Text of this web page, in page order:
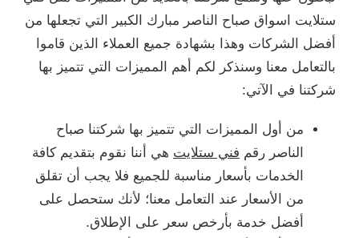
ستلايت اسواق صباح الناصر مبارك الكبير التي تجعلها من
أفضل الشركات وهذا بشهادة جميع العملاء الذين قاموا
بالتعامل معنا وسنذكر لكم أهم المميزات التي تتميز بها
شركتنا في الآتي:
من أول المميزات التي تتميز بها شركتنا صباح
الناصر رقم فني ستلايت هي أننا نقوم بتقديم كافة
الخدمات بأسعار مناسبة للجميع فلا يجب أن تقلق
من الأسعار عند التعامل معنا؛ لأنك ستحصل على
أفضل خدمة بأرخص سعر على الإطلاق.